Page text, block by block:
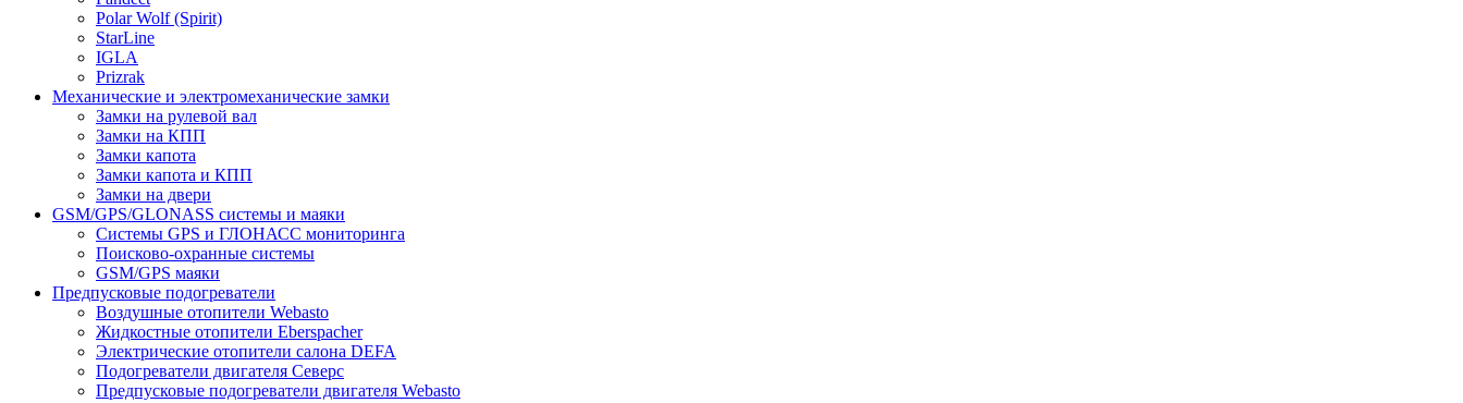
Polar Wolf (Spirit)
StarLine
IGLA
Prizrak
Механические и электромеханические замки
Замки на рулевой вал
Замки на КПП
Замки капота
Замки капота и КПП
Замки на двери
GSM/GPS/GLONASS системы и маяки
Системы GPS и ГЛОНАСС мониторинга
Поисково-охранные системы
GSM/GPS маяки
Предпусковые подогреватели
Воздушные отопители Webasto
Жидкостные отопители Eberspacher
Электрические отопители салона DEFA
Подогреватели двигателя Северс
Предпусковые подогреватели двигателя Webasto